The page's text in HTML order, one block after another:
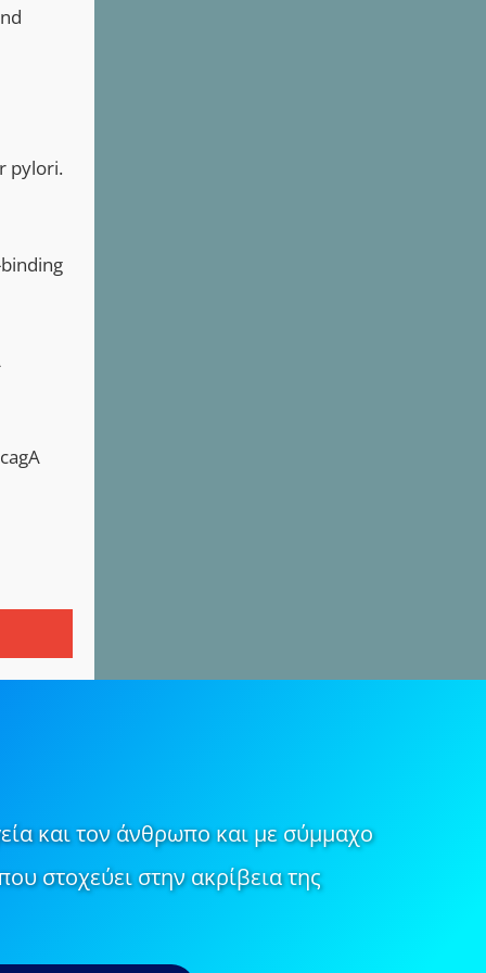
pylori.
και τον άνθρωπο και με σύμμαχο
στοχεύει στην ακρίβεια της